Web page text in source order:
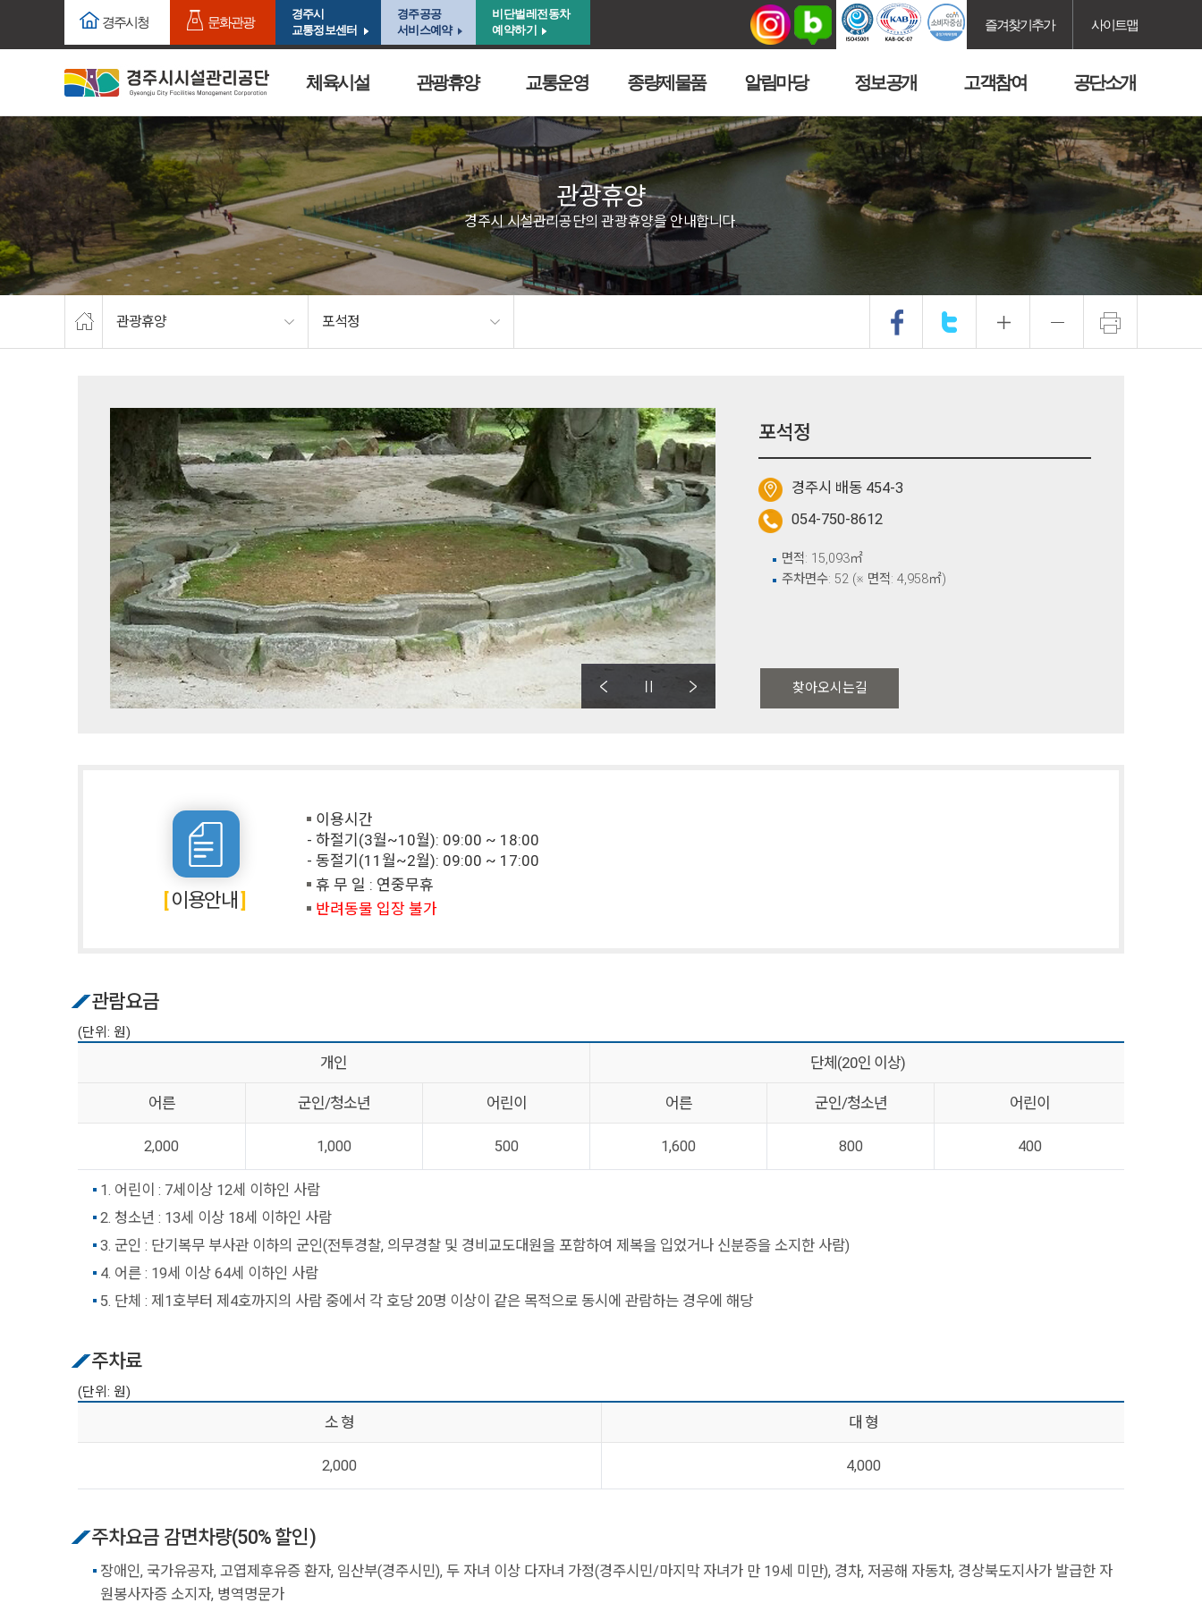
주요메뉴로 건너뛰기
경주시청 문화관광
경주시
교통정보센터
경주공공
서비스예약
비단벌레전동차
예약하기
즐겨찾기추가 사이트맵
체육시설 관광휴양 교통운영 종량제물품 알림마당 정보공개 고객참여 공단소개
관광휴양
경주시 시설관리공단의 관광휴양을 안내합니다.
관광휴양 포석정
포석정
경주시 배동 454-3
054-750-8612
찾아오시는길
면적: 15,093㎡
주차면수: 52 (※ 면적: 4,958㎡)
이용안내
이용시간
- 하절기(3월~10월): 09:00 ~ 18:00
- 동절기(11월~2월): 09:00 ~ 17:00
휴 무 일 : 연중무휴
반려동물 입장 불가
관람요금
(단위: 원)
개인 단체(20인 이상)
어른 군인/청소년 어린이 어른 군인/청소년 어린이
2,000 1,000 500 1,600 800 400
1. 어린이 : 7세이상 12세 이하인 사람
2. 청소년 : 13세 이상 18세 이하인 사람
3. 군인 : 단기복무 부사관 이하의 군인(전투경찰, 의무경찰 및 경비교도대원을 포함하여 제복을 입었거나 신분증을 소지한 사람)
4. 어른 : 19세 이상 64세 이하인 사람
5. 단체 : 제1호부터 제4호까지의 사람 중에서 각 호당 20명 이상이 같은 목적으로 동시에 관람하는 경우에 해당
주차료
(단위: 원)
소 형 대 형
2,000 4,000
주차요금 감면차량(50% 할인)
장애인, 국가유공자, 고엽제후유증 환자, 임산부(경주시민), 두 자녀 이상 다자녀 가정(경주시민/마지막 자녀가 만 19세 미만), 경차, 저공해 자동차, 경상북도지사가 발급한 자
원봉사자증 소지자, 병역명문가